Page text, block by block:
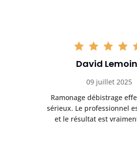
David
09 juillet 2025
Ramonage débistrage
sérieux. Le professionnel
et le résultat est